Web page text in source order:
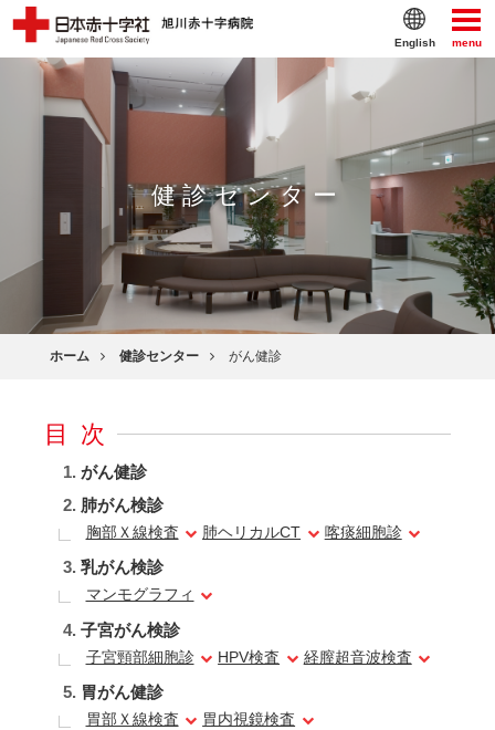
menu
English
健診センター
ホーム 健診センター がん健診
目次
がん健診
肺がん検診
胸部Ｘ線検査 肺ヘリカルCT 喀痰細胞診
乳がん検診
マンモグラフィ
子宮がん検診
子宮頸部細胞診 HPV検査 経膣超音波検査
胃がん健診
胃部Ｘ線検査
胃内視鏡検査